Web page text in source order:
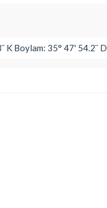
K Boylam: 35° 47' 54.2¨ D